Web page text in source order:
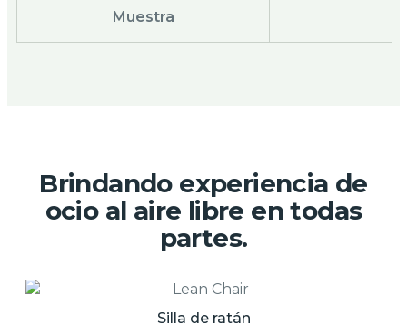
Muestra
Brindando experiencia de
ocio al aire libre en todas
partes.
Silla de ratán